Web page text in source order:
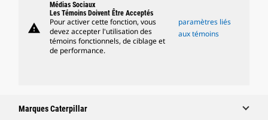
warning
Médias Sociaux
Les Témoins Doivent Être Acceptés
Pour activer cette fonction, vous
devez accepter l'utilisation des
témoins fonctionnels, de ciblage et
de performance.
paramètres liés
aux témoins
Marques Caterpillar